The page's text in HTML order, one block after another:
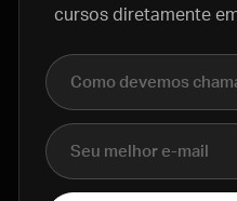
cursos diretamente
Nome completo
E-mail